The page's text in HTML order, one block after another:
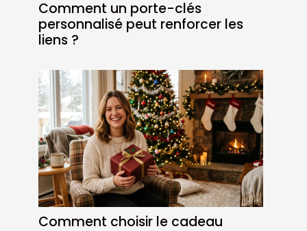
Comment un porte-clés
personnalisé peut renforcer les
liens ?
Comment choisir le cadeau